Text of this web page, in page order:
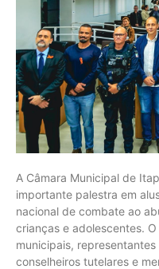
A Câmara Municipal de
importante palestra em
nacional de combate ao
crianças e adolescentes.
municipais,
conselheiros tutelares e